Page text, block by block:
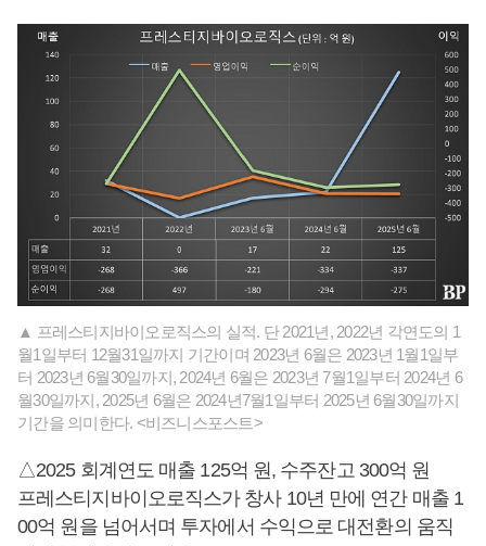
▲ 프레스티지바이오로직스의 실적. 단 2021년, 2022년 각연도의 1
월1일부터 12월31일까지 기간이며 2023년 6월은 2023년 1월1일부
터 2023년 6월30일까지, 2024년 6월은 2023년 7월1일부터 2024년 6
월30일까지, 2025년 6월은 2024년7월1일부터 2025년 6월30일까지
기간을 의미한다. <비즈니스포스트>
△2025 회계연도 매출 125억 원, 수주잔고 300억 원
프레스티지바이오로직스가 창사 10년 만에 연간 매출 1
00억 원을 넘어서며 투자에서 수익으로 대전환의 움직